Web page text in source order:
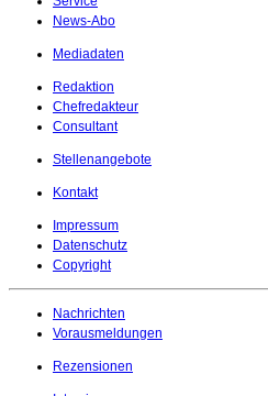
News-Abo
Mediadaten
Redaktion
Chefredakteur
Consultant
Stellenangebote
Kontakt
Impressum
Datenschutz
Copyright
Nachrichten
Vorausmeldungen
Rezensionen